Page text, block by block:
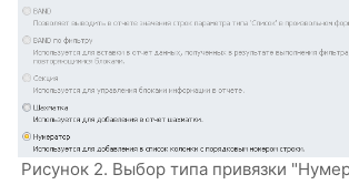
Рисунок 2. Выбор типа привязки